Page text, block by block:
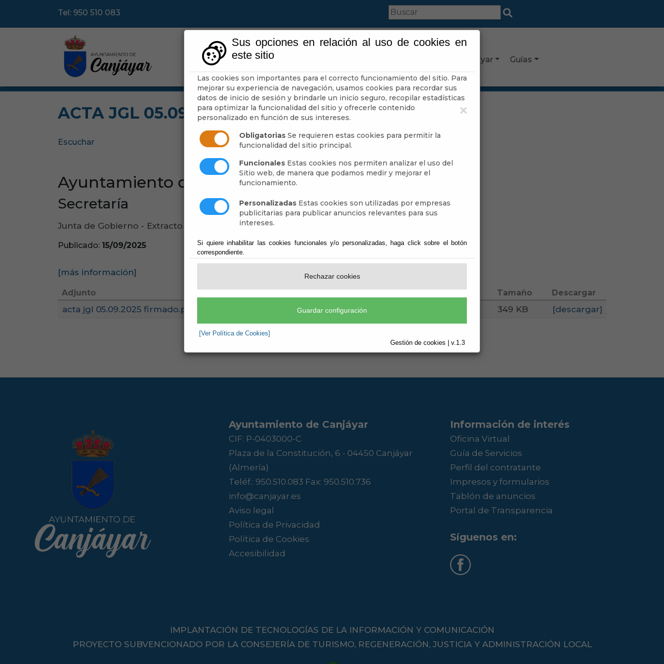
×
Sus opciones en relación al uso de cookies en
este sitio
Las cookies son importantes para el correcto funcionamiento del sitio. Para
mejorar su experiencia de navegación, usamos cookies para recordar sus
datos de inicio de sesión y brindarle un inicio seguro, recopilar estadísticas
para optimizar la funcionalidad del sitio y ofrecerle contenido
personalizado en función de sus intereses.
Obligatorias Se requieren estas cookies para permitir la
funcionalidad del sitio principal.
Funcionales Estas cookies nos permiten analizar el uso del
Sitio web, de manera que podamos medir y mejorar el
funcionamiento.
Personalizadas Estas cookies son utilizadas por empresas
publicitarias para publicar anuncios relevantes para sus
intereses.
Si quiere inhabilitar las cookies funcionales y/o personalizadas, haga click sobre el botón
correspondiente.
Rechazar cookies
Guardar configuración
[Ver Política de Cookies]
Gestión de cookies | v.1.3
Tel: 950 510 083
Ayuntamiento Canjáyar Guías
ACTA JGL 05.09.2025
Escuchar
Ayuntamiento de Canjáyar
Secretaría
Junta de Gobierno - Extracto de Sesión - 05.09.2025
Publicado: 15/09/2025
[más información]
Adjunto Tamaño Descargar
acta jgl 05.09.2025 firmado.pdf 349 KB [descargar]
Ayuntamiento de Canjáyar
CIF: P-0403000-C
Plaza de la Constitución, 6 - 04450 Canjáyar
(Almería)
Teléf.: 950.510.083 Fax: 950.510.736
info@canjayar.es
Aviso legal
Política de Privacidad
Política de Cookies
Accesibilidad
Información de interés
Oficina Virtual
Guía de Servicios
Perfil del contratante
Impresos y formularios
Tablón de anuncios
Portal de Transparencia
Síguenos en:
IMPLANTACIÓN DE TECNOLOGÍAS DE LA INFORMACIÓN Y COMUNICACIÓN
PROYECTO SUBVENCIONADO POR LA CONSEJERÍA DE TURISMO, REGENERACIÓN, JUSTICIA Y ADMINISTRACIÓN LOCAL